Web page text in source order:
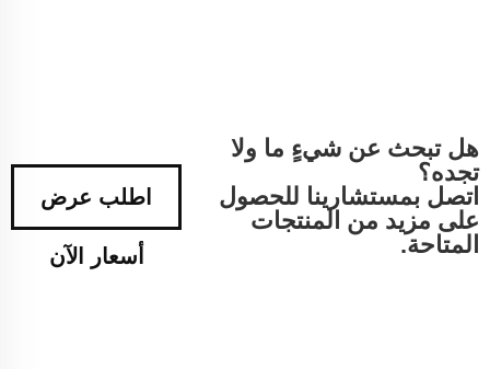
هل تبحث عن شيءٍ ما ولا
تجده؟
اتصل بمستشارينا للحصول
على مزيد من المنتجات
المتاحة.
اطلب عرض
أسعار الآن